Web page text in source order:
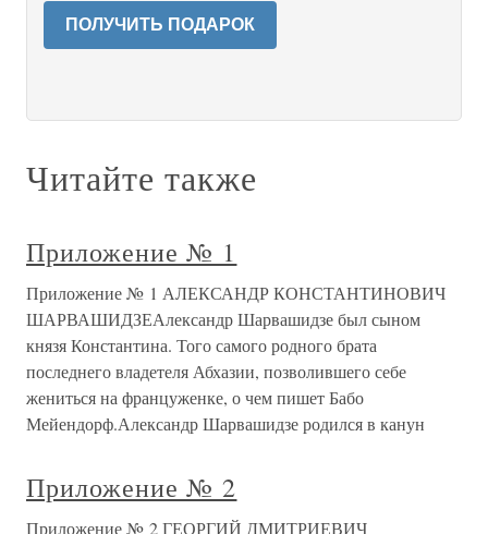
ПОЛУЧИТЬ ПОДАРОК
Читайте также
Приложение № 1
Приложение № 1 АЛЕКСАНДР КОНСТАНТИНОВИЧ
ШАРВАШИДЗЕАлександр Шарвашидзе был сыном
князя Константина. Того самого родного брата
последнего владетеля Абхазии, позволившего себе
жениться на француженке, о чем пишет Бабо
Мейендорф.Александр Шарвашидзе родился в канун
Приложение № 2
Приложение № 2 ГЕОРГИЙ ДМИТРИЕВИЧ